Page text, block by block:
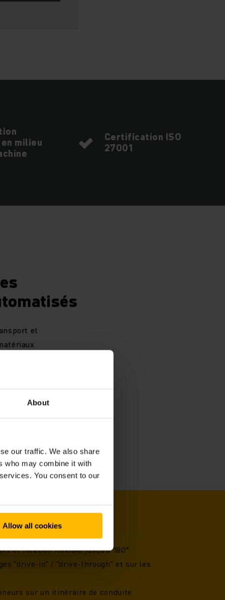
About
our traffic. We also share
who may combine it with
You consent to our
Allow all cookies
milieu
Certification ISO
27001
et
de
des
et rotation flexible jusqu'à 180°
"drive-in" / "drive-through" et sur les
sur un itinéraire de conduite